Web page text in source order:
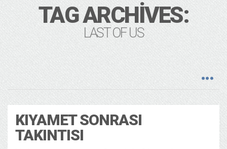
TAG ARCHIVES:
LAST OF US
KIYAMET SONRASI
TAKINTISI